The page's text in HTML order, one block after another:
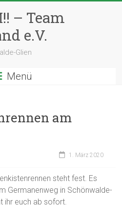
– Team
e.V.
Glien
Menü
am
1. März 2020
steht fest. Es
Germanenweg in Schönwalde-
ihr euch ab sofort.